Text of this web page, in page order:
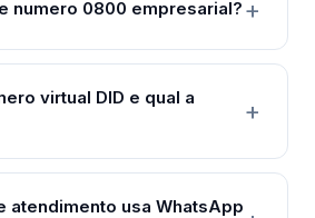
numero 0800 empresarial?
virtual DID e qual a
atendimento usa WhatsApp